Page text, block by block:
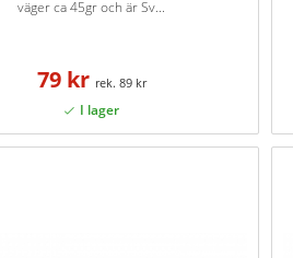
väger ca 45gr och är Sv...
79 kr 89 kr